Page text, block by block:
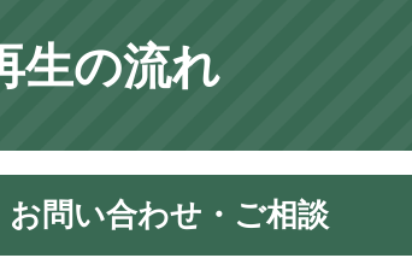
生の流れ
お問い合わせ・ご相談